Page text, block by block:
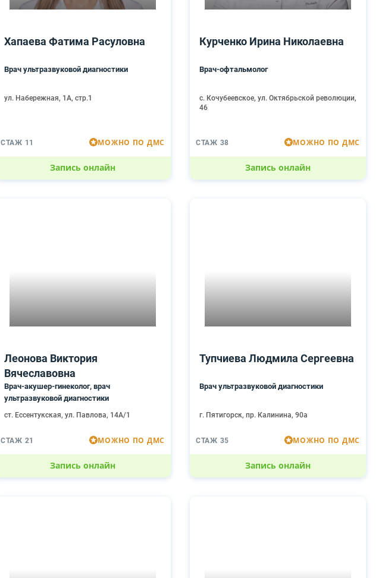
Хапаева Фатима Расуловна
Врач ультразвуковой диагностики
ул. Набережная, 1А, стр.1
СТАЖ 11 МОЖНО ПО ДМС
Запись онлайн
Курченко Ирина Николаевна
Врач-офтальмолог
с. Кочубеевское, ул. Октябрьской революции,
46
СТАЖ 38 МОЖНО ПО ДМС
Запись онлайн
Леонова Виктория
Вячеславовна
Врач-акушер-гинеколог, врач
ультразвуковой диагностики
ст. Ессентукская, ул. Павлова, 14А/1
СТАЖ 21 МОЖНО ПО ДМС
Запись онлайн
Тупчиева Людмила Сергеевна
Врач ультразвуковой диагностики
г. Пятигорск, пр. Калинина, 90а
СТАЖ 35 МОЖНО ПО ДМС
Запись онлайн